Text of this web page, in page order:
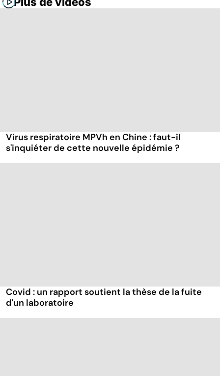
Virus respiratoire MPVh en Chine : faut-il
s'inquiéter de cette nouvelle épidémie ?
Covid : un rapport soutient la thèse de la fuite
d'un laboratoire